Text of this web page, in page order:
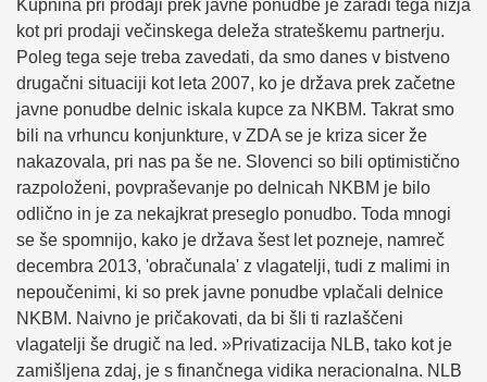
Kupnina pri prodaji prek javne ponudbe je zaradi tega nižja
kot pri prodaji večinskega deleža strateškemu partnerju.
Poleg tega seje treba zavedati, da smo danes v bistveno
drugačni situaciji kot leta 2007, ko je država prek začetne
javne ponudbe delnic iskala kupce za NKBM. Takrat smo
bili na vrhuncu konjunkture, v ZDA se je kriza sicer že
nakazovala, pri nas pa še ne. Slovenci so bili optimistično
razpoloženi, povpraševanje po delnicah NKBM je bilo
odlično in je za nekajkrat preseglo ponudbo. Toda mnogi
se še spomnijo, kako je država šest let pozneje, namreč
decembra 2013, 'obračunala' z vlagatelji, tudi z malimi in
nepoučenimi, ki so prek javne ponudbe vplačali delnice
NKBM. Naivno je pričakovati, da bi šli ti razlaščeni
vlagatelji še drugič na led. »Privatizacija NLB, tako kot je
zamišljena zdaj, je s finančnega vidika neracionalna. NLB